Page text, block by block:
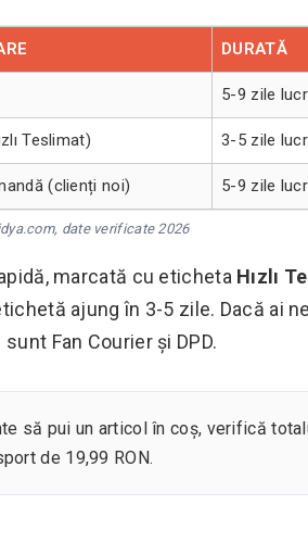
DURATĂ
5-9 zile
Teslimat) 3-5 zile
(clienți noi) 5-9 zile
date verificate 2026
marcată cu eticheta Hızlı
ajung în 3-5 zile. Dacă ai
Fan Courier și DPD.
să pui un articol în coș, verifică
de 19,99 RON.